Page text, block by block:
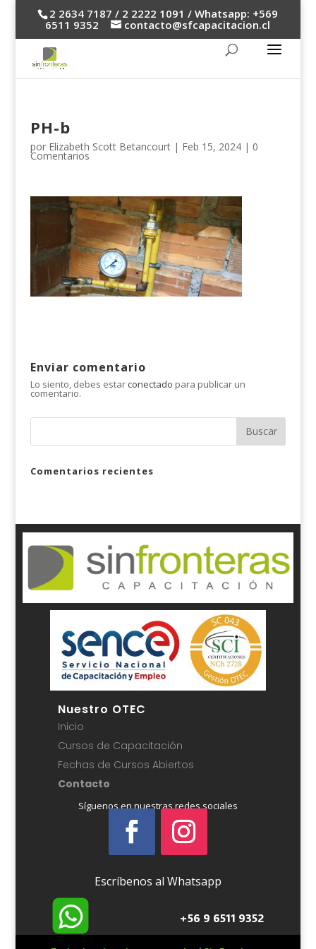
2 2634 7187 / 2 2222 1091 / Whatsapp: +569
6511 9352
contacto@sfcapacitacion.cl
PH-b
por Elizabeth Scott Betancourt| Feb 15, 2024| 0
Comentarios
Enviar comentario
Lo siento, debes estar conectado para publicar un
comentario.
Comentarios recientes
Nuestro OTEC
Inicio
Cursos de Capacitación
Fechas de Cursos Abiertos
Contacto
Síguenos en nuestras redes sociales
Escríbenos al Whatsapp
+56 9 6511 9352